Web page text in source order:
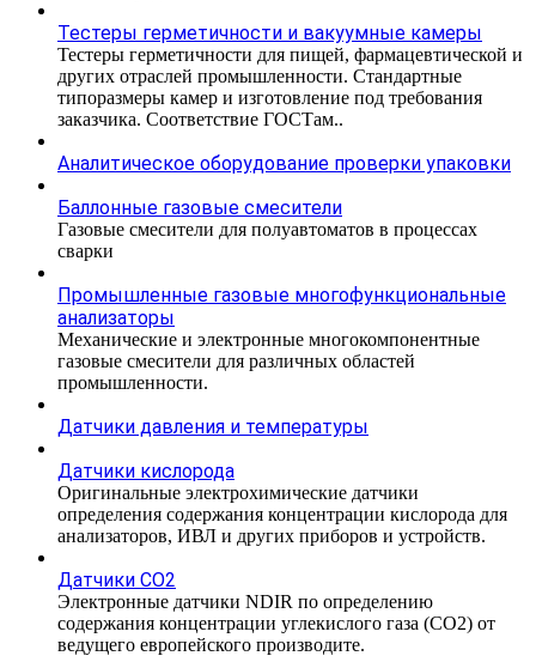
Тестеры герметичности и вакуумные камеры
Тестеры герметичности для пищей, фармацевтической и
других отраслей промышленности. Стандартные
типоразмеры камер и изготовление под требования
заказчика. Соответствие ГОСТам..
Аналитическое оборудование проверки упаковки
Баллонные газовые смесители
Газовые смесители для полуавтоматов в процессах
сварки
Промышленные газовые многофункциональные
анализаторы
Механические и электронные многокомпонентные
газовые смесители для различных областей
промышленности.
Датчики давления и температуры
Датчики кислорода
Оригинальные электрохимические датчики
определения содержания концентрации кислорода для
анализаторов, ИВЛ и других приборов и устройств.
Датчики CO2
Электронные датчики NDIR по определению
содержания концентрации углекислого газа (СО2) от
ведущего европейского производите.